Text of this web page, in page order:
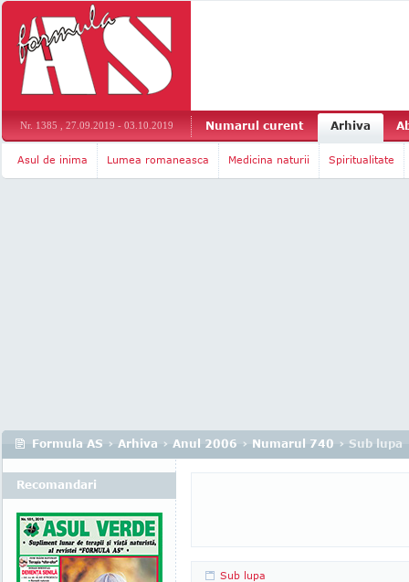
Nr. 1385 , 27.09.2019 - 03.10.2019 Numarul curent Arhiva
Asul de inima Lumea romaneasca Medicina naturii Spiritualitate
Formula AS › Arhiva › Anul 2006 › Numarul 740 › Sub lupa
Sub lupa
Recomandari